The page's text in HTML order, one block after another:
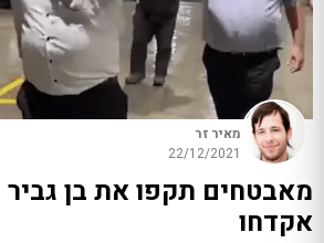
מאיר זר
22/12/2021
מאבטחים תקפו את בן
אקדחו